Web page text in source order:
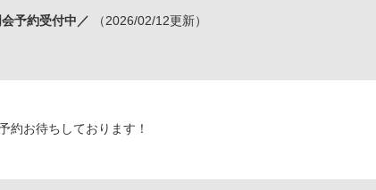
予約受付中／ （2026/02/12更新）
約お待ちしております！